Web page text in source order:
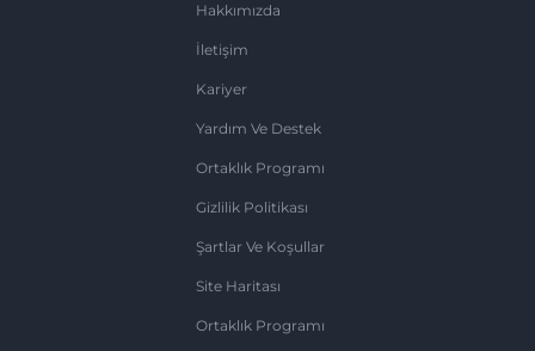
Hakkımızda
İletişim
Kariyer
Yardım Ve Destek
Ortaklık Programı
Gizlilik Politikası
Şartlar Ve Koşullar
Site Haritası
Ortaklık Programı